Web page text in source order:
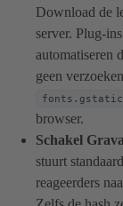
Download de
server. Plug-
automatiseren
geen
browser.
Schakel
stuurt
reageerders